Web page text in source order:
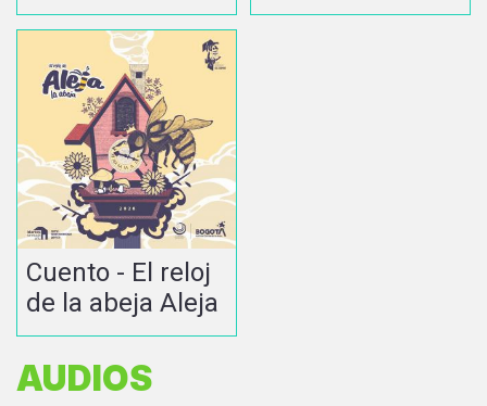
Cuento - El reloj
de la abeja Aleja
AUDIOS